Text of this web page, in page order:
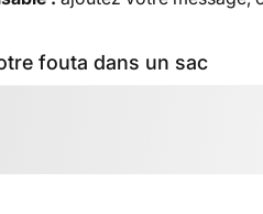
fouta dans un sac